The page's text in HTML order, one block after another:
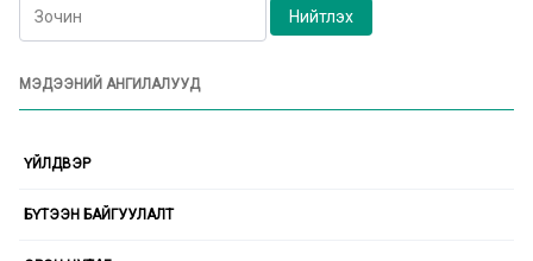
МЭДЭЭНИЙ АНГИЛАЛУУД
ҮЙЛДВЭР
БҮТЭЭН БАЙГУУЛАЛТ